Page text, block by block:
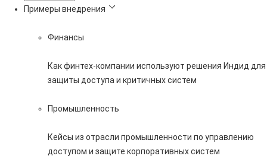
Примеры внедрения
Финансы
Как финтех-компании используют решения Индид для
защиты доступа и критичных систем
Промышленность
Кейсы из отрасли промышленности по управлению
доступом и защите корпоративных систем